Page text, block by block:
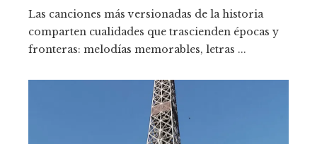
Las canciones más versionadas de la historia
comparten cualidades que trascienden épocas y
fronteras: melodías memorables, letras ...